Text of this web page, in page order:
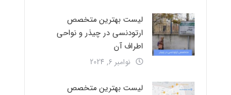
لیست بهترین متخصص
ارتودنسی در چیذر و نواحی
اطراف آن
نوامبر 6, 2024
لیست بهترین متخصص